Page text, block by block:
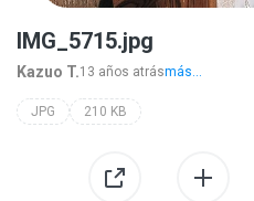
IMG_5715.jpg
Kazuo T.13 años atrásmás...
JPG 210 KB